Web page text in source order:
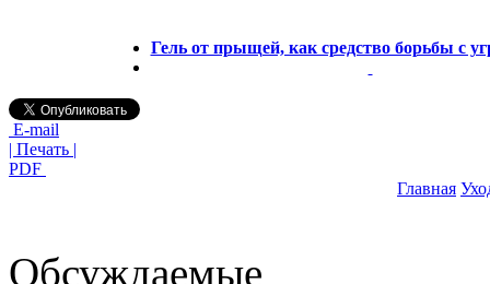
Гель от прыщей, как средство борьбы с
E-mail
| Печать |
PDF
Главная
Обсуждаемые